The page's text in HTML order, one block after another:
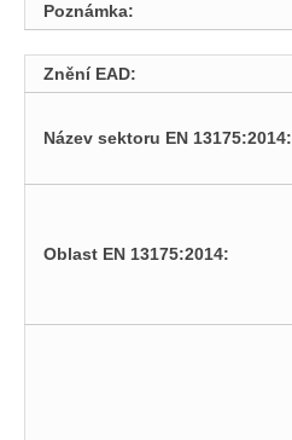
Poznámka:
Znění EAD:
Název sektoru EN 13175:2014:
Oblast EN 13175:2014: